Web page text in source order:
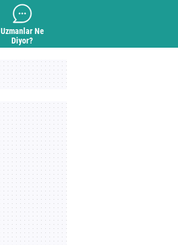
Uzmanlar Ne
Diyor?